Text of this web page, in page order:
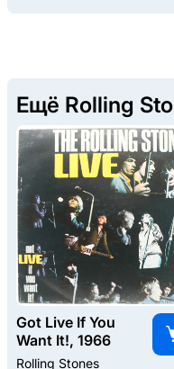
Ещё Rolling
Got Live If You
Want It!, 1966
Rolling Stones